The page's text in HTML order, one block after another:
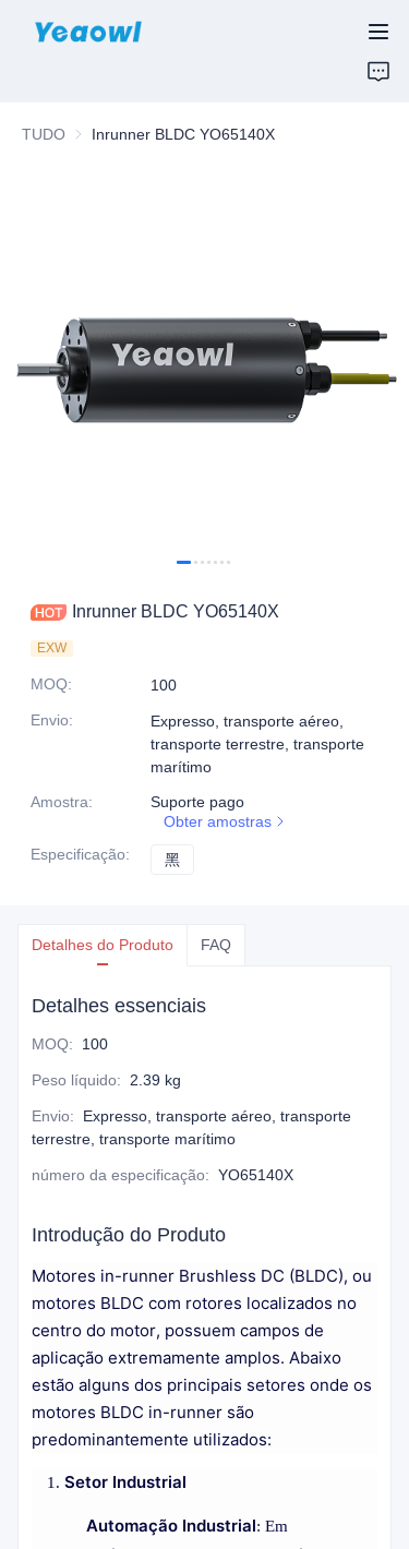
TUDO Inrunner BLDC YO65140X
Inrunner BLDC YO65140X
EXW
MOQ:
100
Envio:
Expresso, transporte aéreo,
transporte terrestre, transporte
marítimo
Amostra:
Suporte pago
Obter amostras
Especificação: 黑
Detalhes do Produto FAQ
Detalhes essenciais
MOQ: 100
Peso líquido: 2.39 kg
Envio:
Expresso, transporte aéreo, transporte
terrestre, transporte marítimo
número da especificação: YO65140X
Introdução do Produto
Motores in-runner Brushless DC (BLDC), ou
motores BLDC com rotores localizados no
centro do motor, possuem campos de
aplicação extremamente amplos. Abaixo
estão alguns dos principais setores onde os
motores BLDC in-runner são
predominantemente utilizados:
Setor Industrial
Automação Industrial: Em
CONTATE-NOS